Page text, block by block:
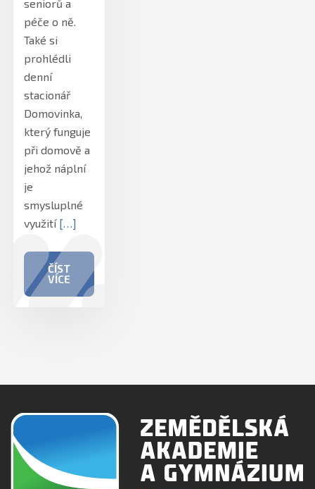
seniorů a
péče o ně.
Také si
prohlédli
denní
stacionář
Domovinka,
který funguje
při domově a
jehož náplní
je
smysluplné
využití […]
ČÍST
VÍCE